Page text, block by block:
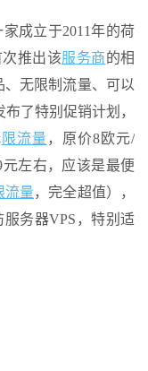
家成立于2011年的荷
推出该服务商的相
、无限制流量、可以
了特别促销计划，
限流量 ，原价8欧元/
元左右，应该是最便
流量，完全超值），
务器VPS，特别适